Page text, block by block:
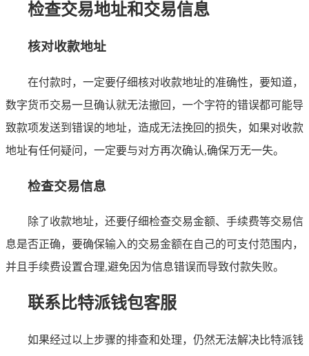
检查交易地址和交易信息
核对收款地址
在付款时，一定要仔细核对收款地址的准确性，要知道，
数字货币交易一旦确认就无法撤回，一个字符的错误都可能导
致款项发送到错误的地址，造成无法挽回的损失，如果对收款
地址有任何疑问，一定要与对方再次确认,确保万无一失。
检查交易信息
除了收款地址，还要仔细检查交易金额、手续费等交易信
息是否正确，要确保输入的交易金额在自己的可支付范围内，
并且手续费设置合理,避免因为信息错误而导致付款失败。
联系比特派钱包客服
如果经过以上步骤的排查和处理，仍然无法解决比特派钱